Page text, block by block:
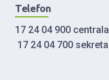
Telefon
17 24 04 900 centrala
17 24 04 700